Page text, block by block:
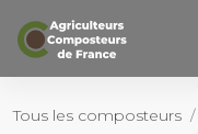
Tous les composteurs